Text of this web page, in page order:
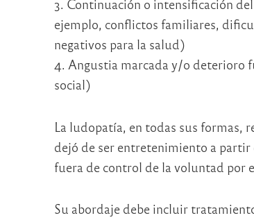
3. Continuación o intensificación
ejemplo, conflictos familiares,
negativos para la salud)
4. Angustia marcada y/o deterioro
social)
La ludopatía, en todas sus formas,
dejó de ser entretenimiento a partir
fuera de control de la voluntad por
Su abordaje debe incluir